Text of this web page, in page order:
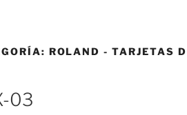
ROLAND - TARJETAS
03